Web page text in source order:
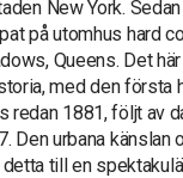
New York.
på utomhus hard
Queens. Det
med den första
redan 1881, följt av
Den urbana känslan
till en